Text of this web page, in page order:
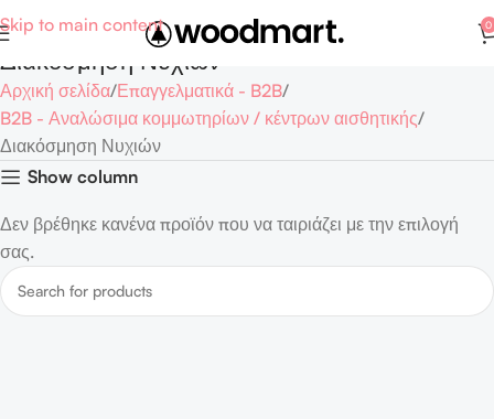
Skip to main content 0
Διακόσμηση Νυχιών
Αρχική σελίδα Επαγγελματικά - B2B
B2B - Αναλώσιμα κομμωτηρίων / κέντρων αισθητικής
Διακόσμηση Νυχιών
Show column
Δεν βρέθηκε κανένα προϊόν που να ταιριάζει με την επιλογή
σας.